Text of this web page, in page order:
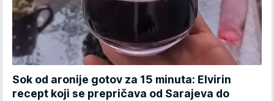
Sok od aronije gotov za 15 minuta: Elvirin
recept koji se prepričava od Sarajeva do